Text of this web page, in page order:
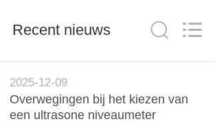
Recent nieuws
2025-12-09
Overwegingen bij het kiezen van
een ultrasone niveaumeter